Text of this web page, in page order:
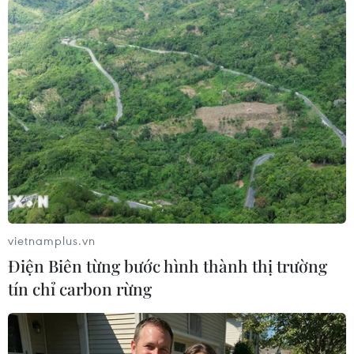
Lễ trao giải hàng năm thu hút hàng chục triệu
lượt xem trên toàn thế giới./.
(TTXVN/Vietnam+)
vietnamplus.vn
Điện Biên từng bước hình thành thị trường
tín chỉ carbon rừng